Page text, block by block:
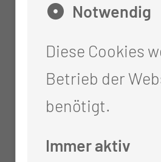
Notwendig
Diese Cookies
Betrieb der
benötigt.
Immer aktiv